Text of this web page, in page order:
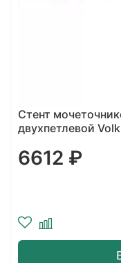
Стент
двухпетлевой
6612 ₽